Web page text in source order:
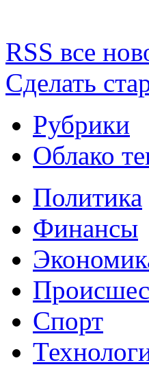
RSS все
Сделать
Рубрики
Облако
Политика
Финансы
Спорт